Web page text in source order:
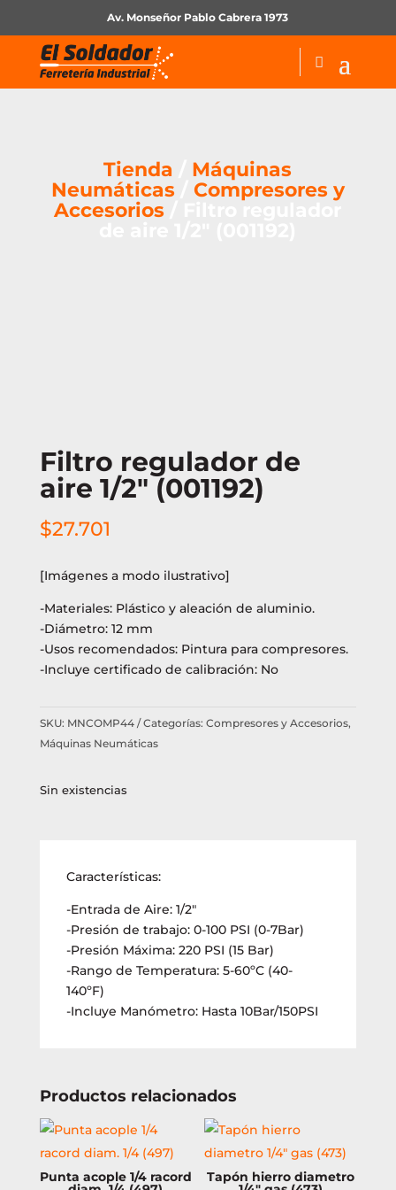
Av. Monseñor Pablo Cabrera 1973
Tienda
Máquinas
Neumáticas/ Compresores y
Accesorios
Filtro regulador de
aire 1/2″ (001192)
$27.701
[Imágenes a modo ilustrativo]
-Materiales: Plástico y aleación de aluminio.
-Diámetro: 12 mm
-Usos recomendados: Pintura para compresores.
-Incluye certificado de calibración: No
SKU: MNCOMP44 Categorías: Compresores y Accesorios,
Máquinas Neumáticas
Sin existencias
Características:
-Entrada de Aire: 1/2″
-Presión de trabajo: 0-100 PSI (0-7Bar)
-Presión Máxima: 220 PSI (15 Bar)
-Rango de Temperatura: 5-60ºC (40-
140ºF)
-Incluye Manómetro: Hasta 10Bar/150PSI
Productos relacionados
Punta acople 1/4 racord Tapón hierro diametro